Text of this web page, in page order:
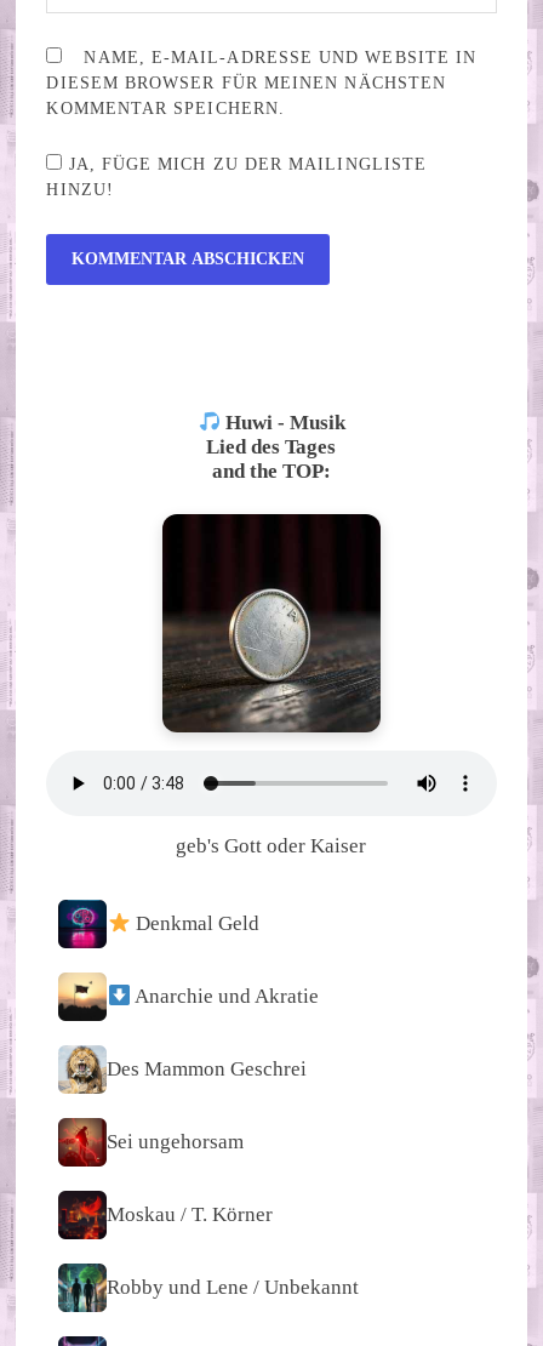
NAME, E-MAIL-ADRESSE UND WEBSITE IN
DIESEM BROWSER FÜR MEINEN NÄCHSTEN
KOMMENTAR SPEICHERN.
JA, FÜGE MICH ZU DER MAILINGLISTE
HINZU!
Huwi - Musik
Lied des Tages
and the TOP:
geb's Gott oder Kaiser
Denkmal Geld
Anarchie und Akratie
Des Mammon Geschrei
Sei ungehorsam
Moskau / T. Körner
Robby und Lene / Unbekannt